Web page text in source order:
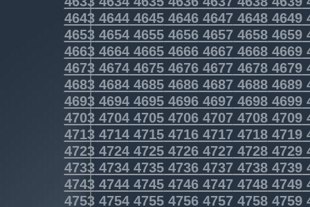
4643464446454646464746484649
4653465446554656465746584659
4663466446654666466746684669
4673467446754676467746784679
4683468446854686468746884689
4693469446954696469746984699
4703470447054706470747084709
4713471447154716471747184719
4723472447254726472747284729
4733473447354736473747384739
4743474447454746474747484749
4753475447554756475747584759